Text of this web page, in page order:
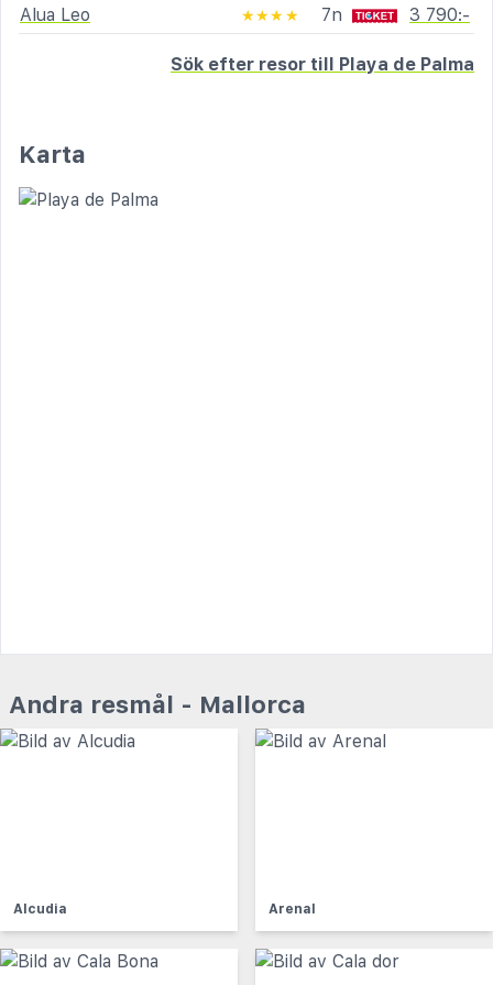
Alua Leo
★★★★ 7n 3 790:-
Sök efter resor till Playa de Palma
Karta
Andra resmål - Mallorca
Alcudia Arenal